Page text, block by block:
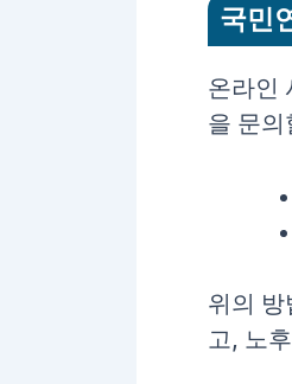
국민
온라인
을 문의
위의
고, 노